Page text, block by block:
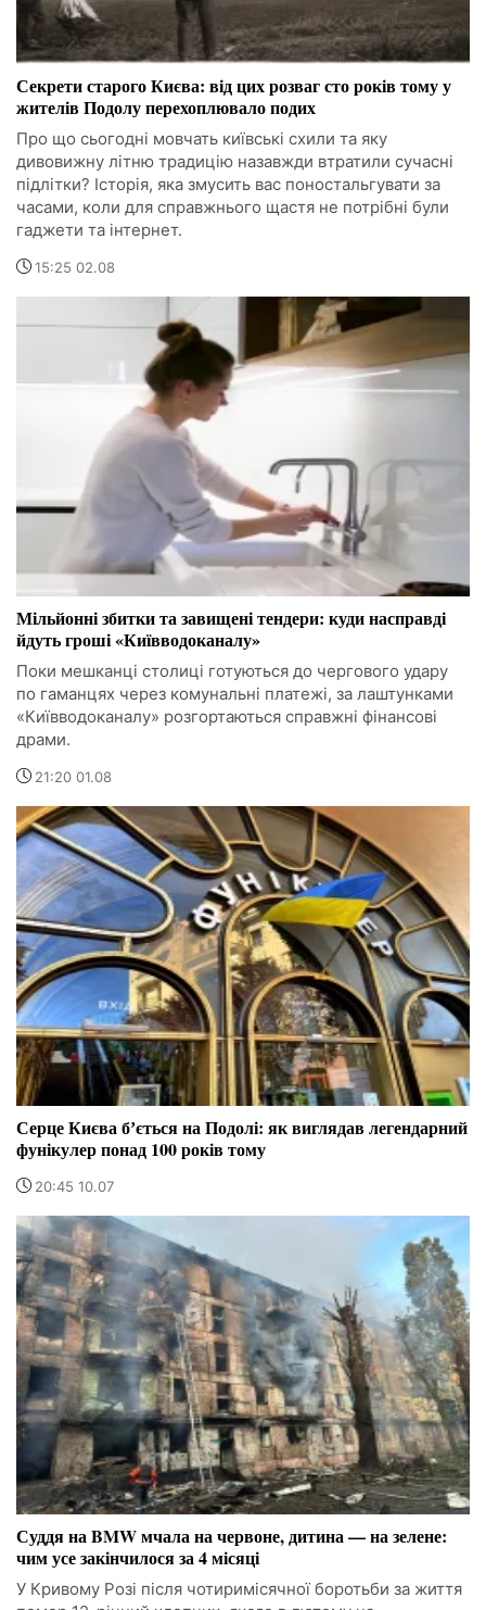
Секрети старого Києва: від цих розваг сто років тому у
жителів Подолу перехоплювало подих
Про що сьогодні мовчать київські схили та яку
дивовижну літню традицію назавжди втратили сучасні
підлітки? Історія, яка змусить вас поностальгувати за
часами, коли для справжнього щастя не потрібні були
гаджети та інтернет.
15:25 02.08
Мільйонні збитки та завищені тендери: куди насправді
йдуть гроші «Київводоканалу»
Поки мешканці столиці готуються до чергового удару
по гаманцях через комунальні платежі, за лаштунками
«Київводоканалу» розгортаються справжні фінансові
драми.
21:20 01.08
Серце Києва бʼється на Подолі: як виглядав легендарний
фунікулер понад 100 років тому
20:45 10.07
Суддя на BMW мчала на червоне, дитина — на зелене:
чим усе закінчилося за 4 місяці
У Кривому Розі після чотиримісячної боротьби за життя